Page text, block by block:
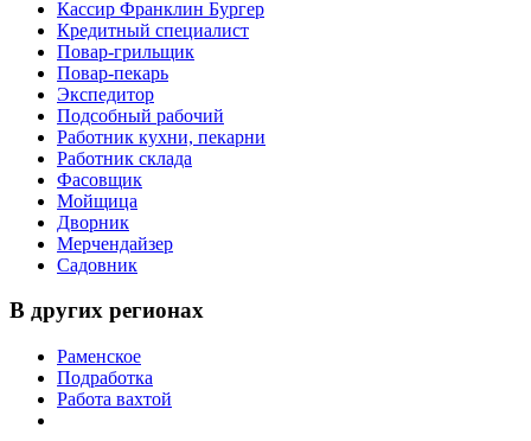
Кассир Франклин Бургер
Кредитный специалист
Повар-грильщик
Повар-пекарь
Экспедитор
Подсобный рабочий
Работник кухни, пекарни
Работник склада
Фасовщик
Мойщица
Дворник
Мерчендайзер
Садовник
В других регионах
Раменское
Подработка
Работа вахтой